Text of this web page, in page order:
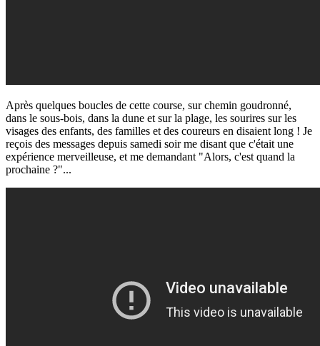
Après quelques boucles de cette course, sur chemin goudronné,
dans le sous-bois, dans la dune et sur la plage, les sourires sur les
visages des enfants, des familles et des coureurs en disaient long ! Je
reçois des messages depuis samedi soir me disant que c'était une
expérience merveilleuse, et me demandant "Alors, c'est quand la
prochaine ?"...